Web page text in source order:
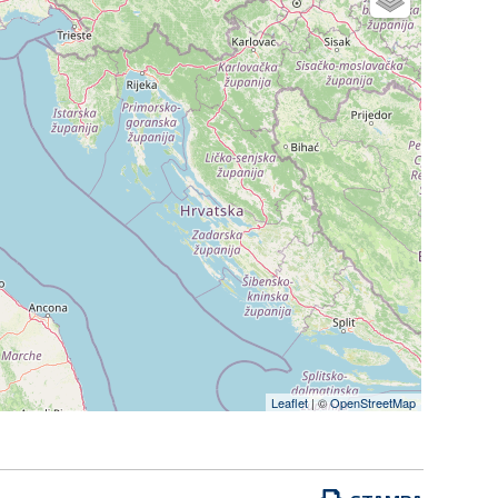
Leaflet| ©OpenStreetMap